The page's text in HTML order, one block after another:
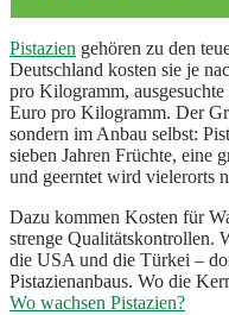
Pistazien gehören zu den
Deutschland kosten sie je
pro Kilogramm,
Euro pro Kilogramm. Der
sondern im Anbau selbst:
sieben Jahren Früchte, eine
und geerntet wird vielerorts
Dazu kommen Kosten für
strenge Qualitätskontrollen.
die USA und die Türkei –
Pistazienanbaus. Wo die
Wo wachsen Pistazien?